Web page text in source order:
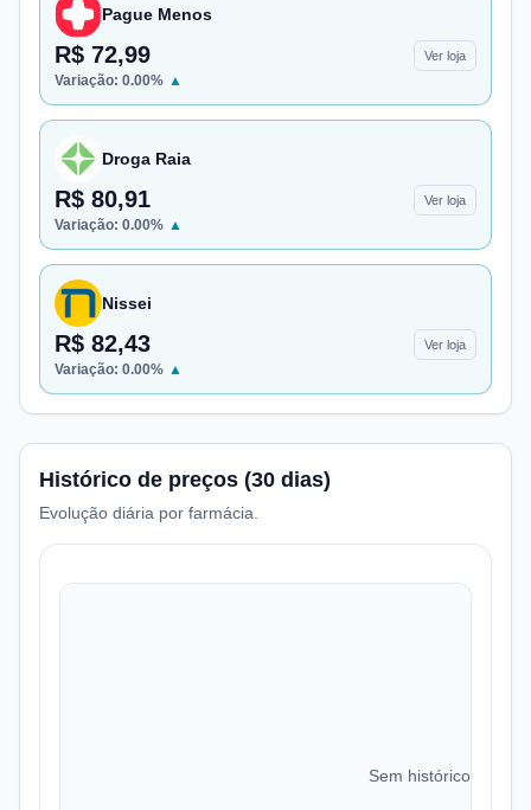
Pague Menos
R$ 72,99 Ver loja
Variação: 0.00% ▲
Droga Raia
R$ 80,91 Ver loja
Variação: 0.00% ▲
Nissei
R$ 82,43 Ver loja
Variação: 0.00% ▲
Histórico de preços (30 dias)
Evolução diária por farmácia.
Sem histórico de